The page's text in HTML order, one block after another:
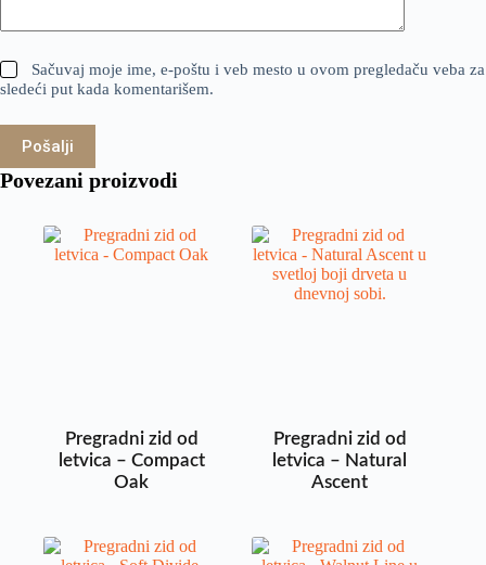
Sačuvaj moje ime, e-poštu i veb mesto u ovom pregledaču veba za
sledeći put kada komentarišem.
Pošalji
Povezani proizvodi
Pregradni zid od
letvica – Compact
Oak
Pregradni zid od
letvica – Natural
Ascent